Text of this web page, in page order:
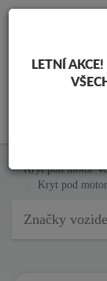
Kryt pod motor
Kryt pod
Značky
LETNÍ AKCE!